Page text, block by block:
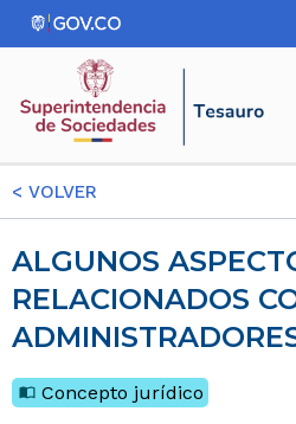
< VOLVER
ALGUNOS ASPECTOS
RELACIONADOS
Concepto jurídico